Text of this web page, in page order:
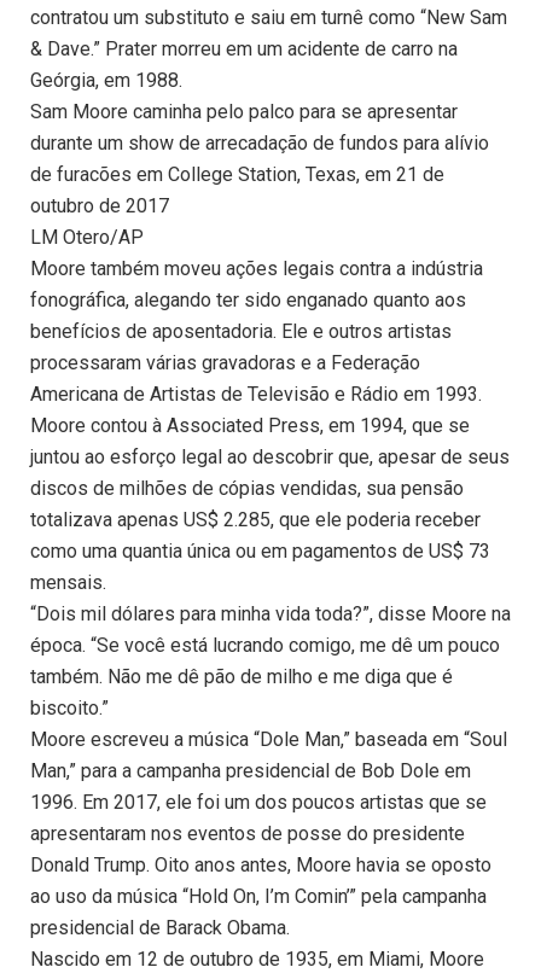
contratou um substituto e saiu em turnê como “New Sam
& Dave.” Prater morreu em um acidente de carro na
Geórgia, em 1988.
Sam Moore caminha pelo palco para se apresentar
durante um show de arrecadação de fundos para alívio
de furacões em College Station, Texas, em 21 de
outubro de 2017
LM Otero/AP
Moore também moveu ações legais contra a indústria
fonográfica, alegando ter sido enganado quanto aos
benefícios de aposentadoria. Ele e outros artistas
processaram várias gravadoras e a Federação
Americana de Artistas de Televisão e Rádio em 1993.
Moore contou à Associated Press, em 1994, que se
juntou ao esforço legal ao descobrir que, apesar de seus
discos de milhões de cópias vendidas, sua pensão
totalizava apenas US$ 2.285, que ele poderia receber
como uma quantia única ou em pagamentos de US$ 73
mensais.
“Dois mil dólares para minha vida toda?”, disse Moore na
época. “Se você está lucrando comigo, me dê um pouco
também. Não me dê pão de milho e me diga que é
biscoito.”
Moore escreveu a música “Dole Man,” baseada em “Soul
Man,” para a campanha presidencial de Bob Dole em
1996. Em 2017, ele foi um dos poucos artistas que se
apresentaram nos eventos de posse do presidente
Donald Trump. Oito anos antes, Moore havia se oposto
ao uso da música “Hold On, I’m Comin’” pela campanha
presidencial de Barack Obama.
Nascido em 12 de outubro de 1935, em Miami, Moore